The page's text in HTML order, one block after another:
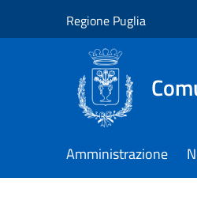
Regione Puglia
Amministrazione